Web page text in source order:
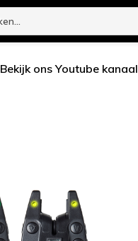
Bekijk ons Youtube kanaal